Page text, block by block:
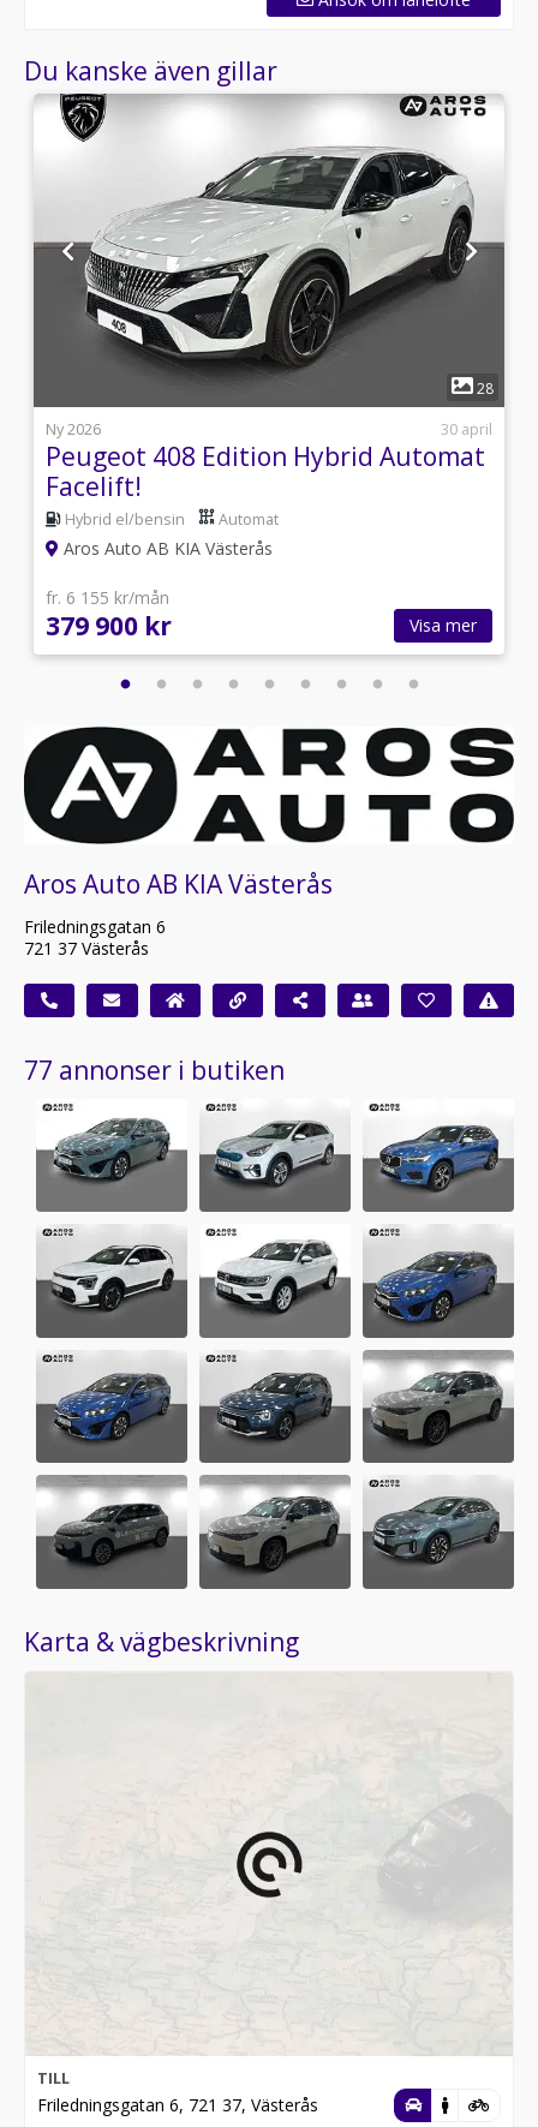
Du kanske även gillar
1
28
Ny 2026
30 april
Peugeot 408 Edition Hybrid Automat
Facelift!
Hybrid el/bensin Automat
Aros Auto AB KIA Västerås
fr. 6 155 kr/mån
379 900 kr Visa mer
Aros Auto AB KIA Västerås
Friledningsgatan 6
721 37 Västerås
77 annonser i butiken
Karta & vägbeskrivning
TILL
Friledningsgatan 6, 721 37, Västerås